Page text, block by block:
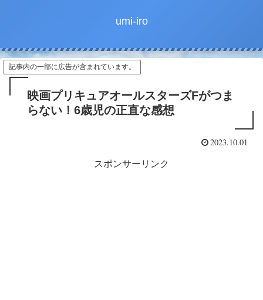
umi-iro
記事内の一部に広告が含まれています。
映画プリキュアオールスターズFがつま
らない！6歳児の正直な感想
2023.10.01
スポンサーリンク